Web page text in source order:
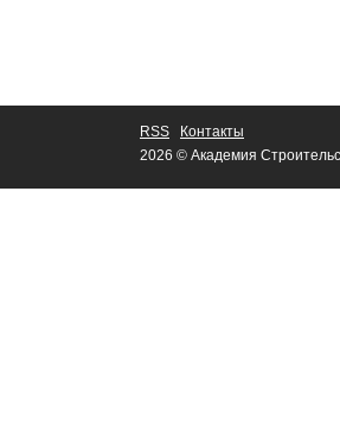
RSS
Контакты
2026 © Академия